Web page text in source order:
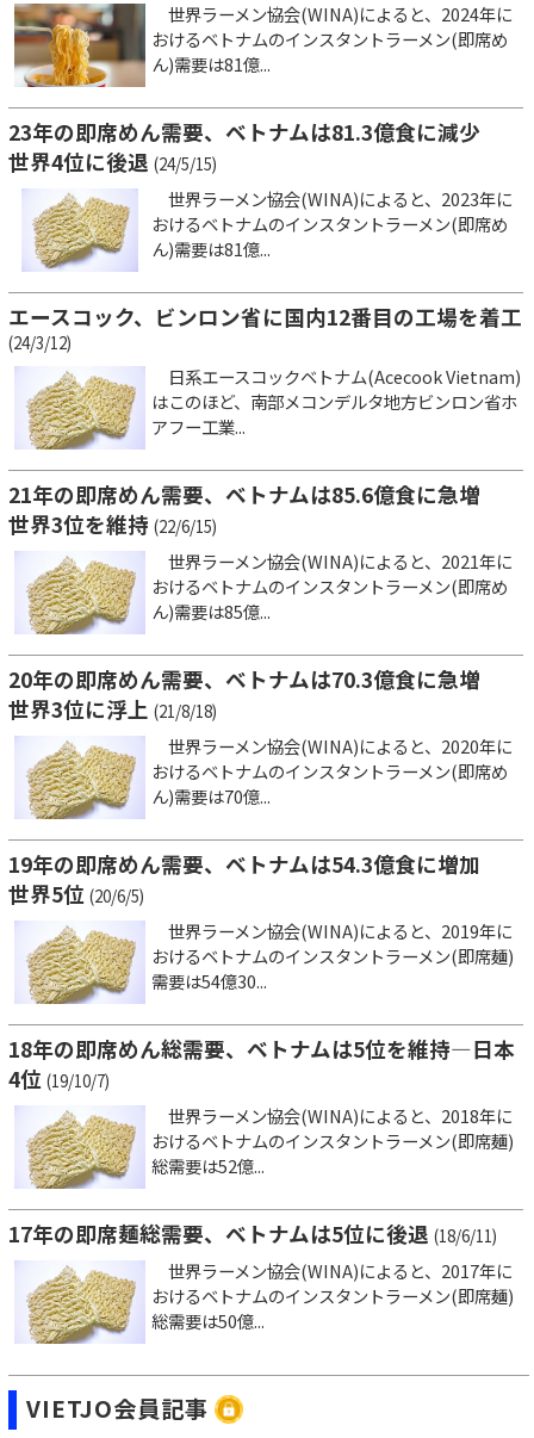
世界ラーメン協会(WINA)によると、2024年に
おけるベトナムのインスタントラーメン(即席め
ん)需要は81億...
23年の即席めん需要、ベトナムは81.3億食に減少
世界4位に後退 (24/5/15)
世界ラーメン協会(WINA)によると、2023年に
おけるベトナムのインスタントラーメン(即席め
ん)需要は81億...
エースコック、ビンロン省に国内12番目の工場を着工
(24/3/12)
日系エースコックベトナム(Acecook Vietnam)
はこのほど、南部メコンデルタ地方ビンロン省ホ
アフー工業...
21年の即席めん需要、ベトナムは85.6億食に急増
世界3位を維持 (22/6/15)
世界ラーメン協会(WINA)によると、2021年に
おけるベトナムのインスタントラーメン(即席め
ん)需要は85億...
20年の即席めん需要、ベトナムは70.3億食に急増
世界3位に浮上 (21/8/18)
世界ラーメン協会(WINA)によると、2020年に
おけるベトナムのインスタントラーメン(即席め
ん)需要は70億...
19年の即席めん需要、ベトナムは54.3億食に増加
世界5位 (20/6/5)
世界ラーメン協会(WINA)によると、2019年に
おけるベトナムのインスタントラーメン(即席麺)
需要は54億30...
18年の即席めん総需要、ベトナムは5位を維持―日本
4位 (19/10/7)
世界ラーメン協会(WINA)によると、2018年に
おけるベトナムのインスタントラーメン(即席麺)
総需要は52億...
17年の即席麺総需要、ベトナムは5位に後退 (18/6/11)
世界ラーメン協会(WINA)によると、2017年に
おけるベトナムのインスタントラーメン(即席麺)
総需要は50億...
VIETJO会員記事